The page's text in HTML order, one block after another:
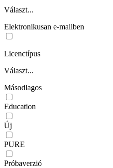
Választ...
Elektronikusan e-mailben
Licenctípus
Választ...
Másodlagos
Education
Új
PURE
Próbaverzió